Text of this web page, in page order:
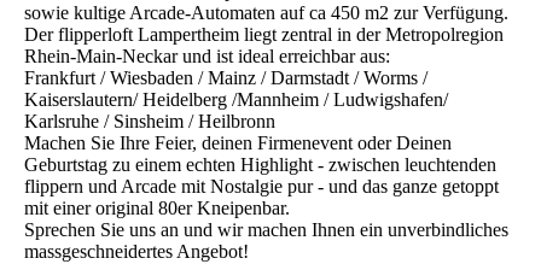
sowie kultige Arcade-Automaten auf ca 450 m2 zur Verfügung.
Der flipperloft Lampertheim liegt zentral in der Metropolregion
Rhein-Main-Neckar und ist ideal erreichbar aus:
Frankfurt / Wiesbaden / Mainz / Darmstadt / Worms /
Kaiserslautern/ Heidelberg /Mannheim / Ludwigshafen/
Karlsruhe / Sinsheim / Heilbronn
Machen Sie Ihre Feier, deinen Firmenevent oder Deinen
Geburtstag zu einem echten Highlight - zwischen leuchtenden
flippern und Arcade mit Nostalgie pur - und das ganze getoppt
mit einer original 80er Kneipenbar.
Sprechen Sie uns an und wir machen Ihnen ein unverbindliches
massgeschneidertes Angebot!